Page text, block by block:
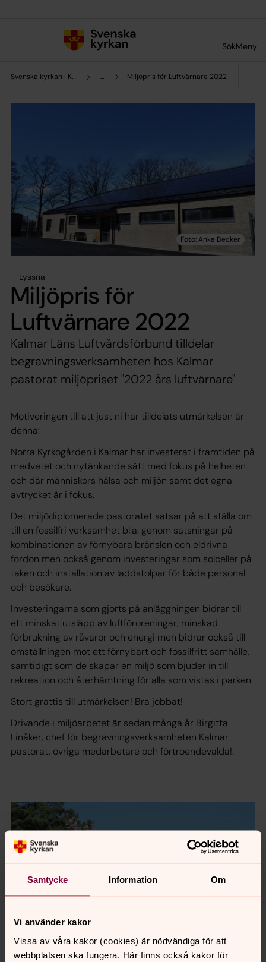
Samtycke Information Om
Vi använder kakor
Vissa av våra kakor (cookies) är nödvändiga för att
webbplatsen ska fungera. Här finns också kakor för
SökMeny
Svenska kyrkan i Kalmar ... Miljöpris för Luftvärnare 2022
Lyssna
Miljöpris för
Luftvärnare 2022
Kalmar Läns Luftvårdsförbund tilldelar
begravningsverksamheten hos Kalmar
pastorat miljöpriset "2022 års luftvärnare"
Motiveringen till att just ni har tilldelats utmärkelsen är
denna:
Norra Kyrkogården i Kalmar har investerat i framtiden på
medvetet och nytänkande sätt med fokus på helheten
och där människors hälsa och miljön samt det egna
avtrycket är i fokus.
Det miljödiplomerade pastoratet satsar på att ställa om
till en fossilfri verksamhet bl.a. genom satsningar på
kombinationen av förnybara bränslen och eldrivna
fordon men också genom investeringar som solceller på
taken och installation av laddstolpar för både personal
och besökare.
Investeringarna som gjorts på anläggningen bidrar till
ett minskat utsläpp av luftföroreningar, minskad
förbrukning av råvaror och energi men bidrar också till
omställningen mot ett förnybart och fossilfritt samhälle,
samtidigt som de skapar en miljö som bjuder in till
rekreation och återhämtning för alla som vistas i parken.
Stort grattis till utmärkelsen! Bra jobbat!
Drivande i miljöarbetet är sedan många år Birgitta
Linåker, chef för begravningsverksamheten Kalmar
pastorat, övriga medarbetare och förtroendevalda!.